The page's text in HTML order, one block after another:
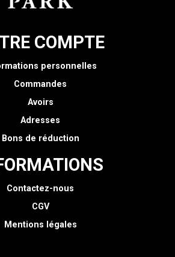
COMPTE
personnelles
Commandes
Avoirs
Adresses
Bons de réduction
Contactez-nous
CGV
Mentions légales